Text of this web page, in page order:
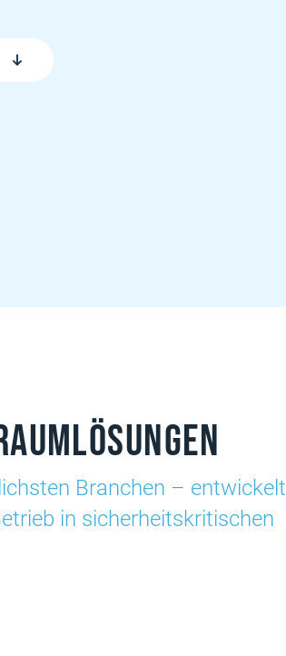
Branchen – entwickelt
in sicherheitskritischen